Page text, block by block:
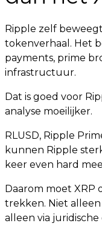
Ripple zelf
tokenverhaal. Het
payments, prime
infrastructuur.
Dat is goed voor
analyse moeilijker.
RLUSD, Ripple
kunnen Ripple
keer even hard
Daarom moet XRP
trekken. Niet alleen
alleen via